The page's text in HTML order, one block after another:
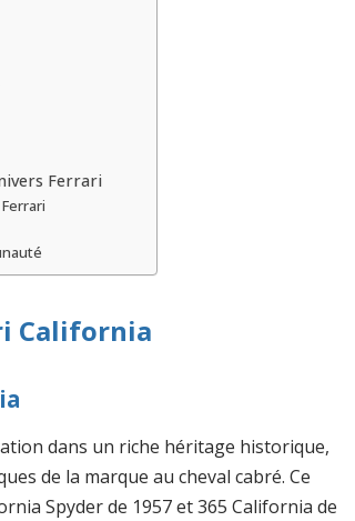
Ferrari
California
dans un riche héritage historique,
de la marque au cheval cabré. Ce
Spyder de 1957 et 365 California de